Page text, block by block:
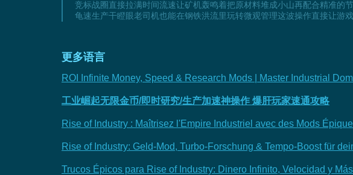
竞标战圈直接拉满时间流速让矿机轰鸣着把原材料堆成小山再配合精准的
龟速生产干瞪眼老司机也能在钢铁洪流里玩转微观管理这波操作直接让游
更多语言
ROI Infinite Money, Speed & Research Mods | Master Industrial
工业崛起无限金币/即时研究/生产加速神操作 爆肝玩家速通攻略
Rise of Industry : Maîtrisez l'Empire Industriel avec des Mods
Rise of Industry: Geld-Mod, Turbo-Forschung & Tempo-Boost für
Trucos Épicos para Rise of Industry: Dinero Infinito, Velocidad y Más